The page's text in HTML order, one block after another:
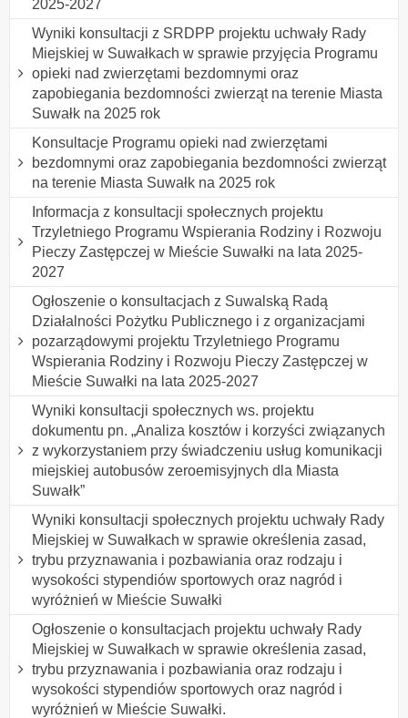
2025-2027
Wyniki konsultacji z SRDPP projektu uchwały Rady
Miejskiej w Suwałkach w sprawie przyjęcia Programu
opieki nad zwierzętami bezdomnymi oraz
zapobiegania bezdomności zwierząt na terenie Miasta
Suwałk na 2025 rok
Konsultacje Programu opieki nad zwierzętami
bezdomnymi oraz zapobiegania bezdomności zwierząt
na terenie Miasta Suwałk na 2025 rok
Informacja z konsultacji społecznych projektu
Trzyletniego Programu Wspierania Rodziny i Rozwoju
Pieczy Zastępczej w Mieście Suwałki na lata 2025-
2027
Ogłoszenie o konsultacjach z Suwalską Radą
Działalności Pożytku Publicznego i z organizacjami
pozarządowymi projektu Trzyletniego Programu
Wspierania Rodziny i Rozwoju Pieczy Zastępczej w
Mieście Suwałki na lata 2025-2027
Wyniki konsultacji społecznych ws. projektu
dokumentu pn. „Analiza kosztów i korzyści związanych
z wykorzystaniem przy świadczeniu usług komunikacji
miejskiej autobusów zeroemisyjnych dla Miasta
Suwałk”
Wyniki konsultacji społecznych projektu uchwały Rady
Miejskiej w Suwałkach w sprawie określenia zasad,
trybu przyznawania i pozbawiania oraz rodzaju i
wysokości stypendiów sportowych oraz nagród i
wyróżnień w Mieście Suwałki
Ogłoszenie o konsultacjach projektu uchwały Rady
Miejskiej w Suwałkach w sprawie określenia zasad,
trybu przyznawania i pozbawiania oraz rodzaju i
wysokości stypendiów sportowych oraz nagród i
wyróżnień w Mieście Suwałki.